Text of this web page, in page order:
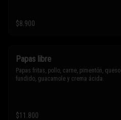
$8.900
Papas libre
Papas fritas, pollo, carne, pimentón, queso
fundido, guacamole y crema ácida.
$11.800